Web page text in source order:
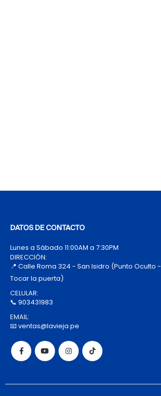
DATOS DE CONTACTO
Lunes a Sábado 11:00AM a 7:30PM
DIRECCIÓN:
📍 Calle Roma 324 - San Isidro (Punto Oculto -
Tocar la puerta)
CELULAR:
📞 903431983
EMAIL:
📧 ventas@lavieja.pe